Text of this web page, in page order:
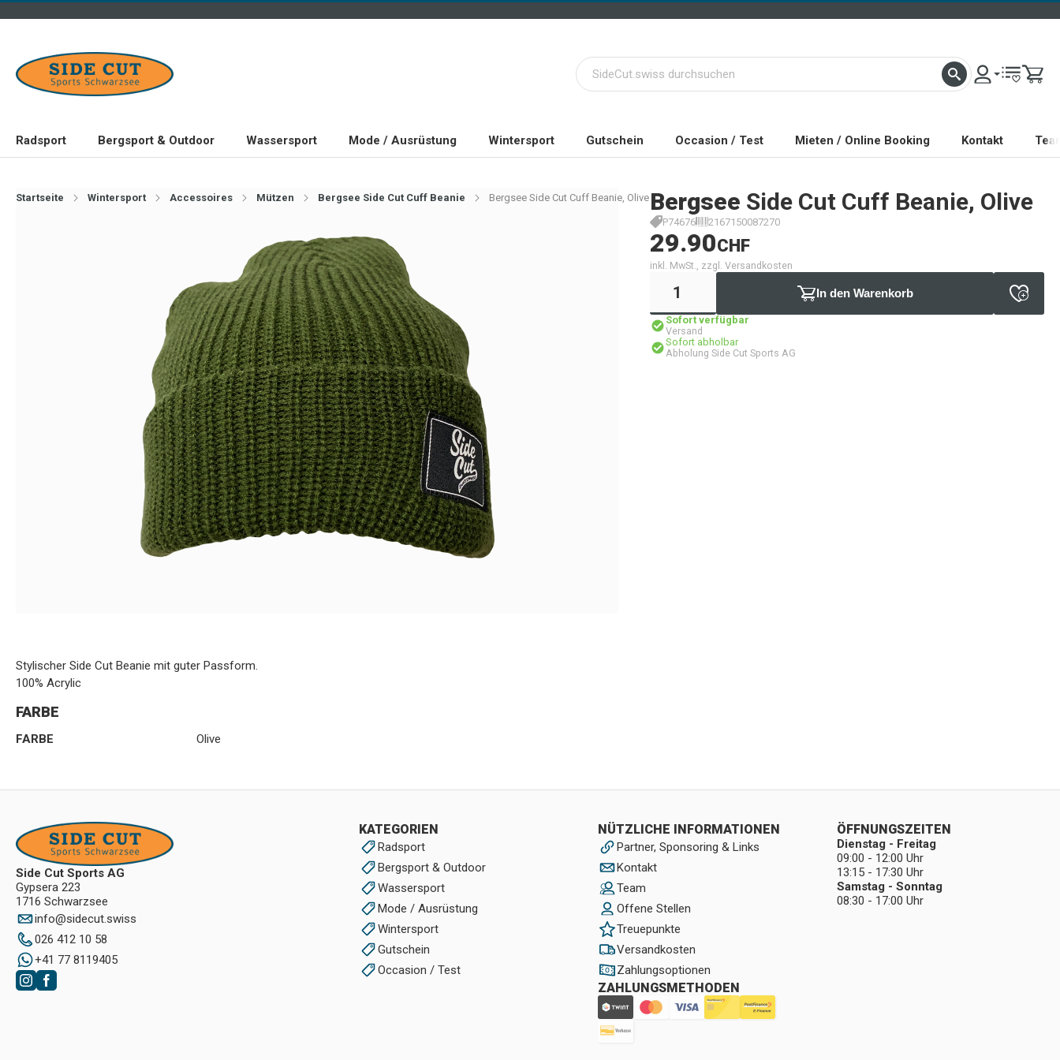
Radsport Bergsport & Outdoor Wassersport Mode / Ausrüstung Wintersport Gutschein Occasion / Test Mieten / Online Booking Kontakt
Startseite Wintersport Accessoires Mützen Bergsee Side Cut Cuff Beanie Bergsee Side Cut Cuff Beanie, Olive Bergsee Side Cut Cuff Beanie, Olive
P74676 2167150087270
29.90CHF
inkl. MwSt., zzgl. Versandkosten
In den Warenkorb
Sofort verfügbar
Versand
Sofort abholbar
Abholung Side Cut Sports AG
Stylischer Side Cut Beanie mit guter Passform.
100% Acrylic
FARBE
FARBE Olive
Side Cut Sports AG
Gypsera 223
1716 Schwarzsee
info@sidecut.swiss
026 412 10 58
+41 77 8119405
KATEGORIEN
Radsport
Bergsport & Outdoor
Wassersport
Mode / Ausrüstung
Wintersport
Gutschein
Occasion / Test
NÜTZLICHE INFORMATIONEN
Partner, Sponsoring & Links
Kontakt
Team
Offene Stellen
Treuepunkte
Versandkosten
Zahlungsoptionen
ZAHLUNGSMETHODEN
ÖFFNUNGSZEITEN
Dienstag - Freitag
09:00 - 12:00 Uhr
13:15 - 17:30 Uhr
Samstag - Sonntag
08:30 - 17:00 Uhr